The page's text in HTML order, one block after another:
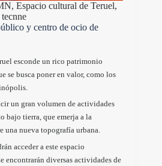
Espacio cultural de Teruel,
tecnne
y centro de ocio de
esconde un rico patrimonio
se busca poner en valor, como los
un gran volumen de actividades
bajo tierra, que emerja a la
una nueva topografía urbana.
acceder a este espacio
encontrarán diversas actividades de